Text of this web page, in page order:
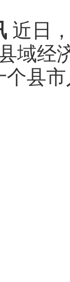
近日
域经
县